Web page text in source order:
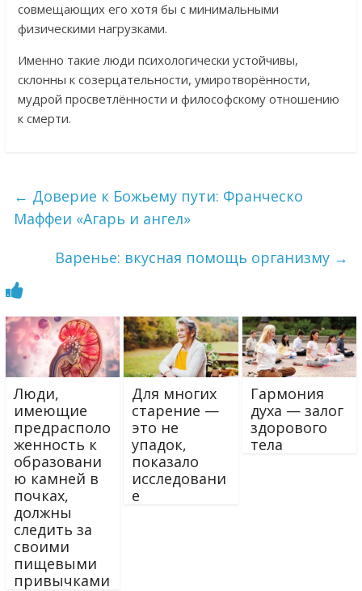
совмещающих его хотя бы с минимальными
физическими нагрузками.
Именно такие люди психологически устойчивы,
склонны к созерцательности, умиротворённости,
мудрой просветлённости и философскому отношению
к смерти.
← Доверие к Божьему пути: Франческо
Маффеи «Агарь и ангел»
Варенье: вкусная помощь организму →
Люди,
имеющие
предрасполо
женность к
образовани
ю камней в
почках,
должны
следить за
своими
пищевыми
привычками
Для многих
старение —
это не
упадок,
показало
исследовани
е
Гармония
духа — залог
здорового
тела